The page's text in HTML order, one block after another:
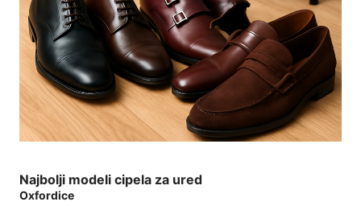
Najbolji modeli cipela za ured
Oxfordice